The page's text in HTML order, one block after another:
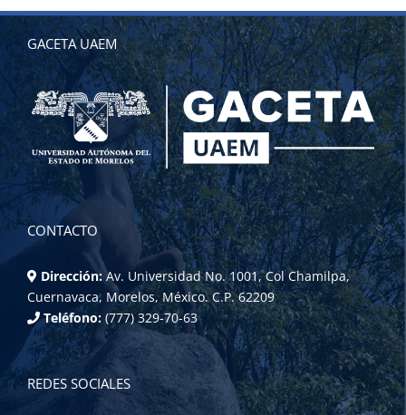
GACETA UAEM
CONTACTO
Dirección: Av. Universidad No. 1001, Col Chamilpa,
Cuernavaca, Morelos, México. C.P. 62209
Teléfono: (777) 329-70-63
REDES SOCIALES